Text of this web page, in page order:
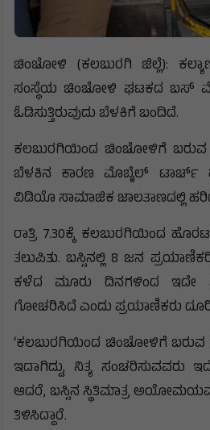
ಚಿಂಚೋಳಿ (ಕಲಬುರಗಿ ಜಿಲ್ಲೆ):
ಸಂಸ್ಥೆಯ ಚಿಂಚೋಳಿ ಘಟಕದ ಬಸ್‌
ಓಡಿಸುತ್ತಿರುವುದು ಬೆಳಕಿಗೆ ಬಂದಿದೆ.
ಕಲಬುರಗಿಯಿಂದ ಚಿಂಚೋಳಿಗೆ
ಬೆಳಕಿನ‌ ಕಾರಣ ಮೊಬೈಲ್‌ ಟಾರ್ಚ್‌
ವಿಡಿಯೊ ಸಾಮಾಜಿಕ ಜಾಲತಾಣದಲ್ಲಿ
ರಾತ್ರಿ 7.30ಕ್ಕೆ ಕಲಬುರಗಿಯಿಂದ
ತಲುಪಿತು. ಬಸ್ಸಿನಲ್ಲಿ 8 ಜನ
ಕಳೆದ ಮೂರು ದಿನಗಳಿಂದ ಇದೇ
ಗೋಚರಿಸಿದೆ ಎಂದು ಪ್ರಯಾಣಿಕರು
‘ಕಲಬುರಗಿಯಿಂದ ಚಿಂಚೋಳಿಗೆ
ಇದಾಗಿದ್ದು, ನಿತ್ಯ ಸಂಚರಿಸುವವರು
ಆದರೆ, ಬಸ್ಸಿನ ಸ್ಥಿತಿ‌ಮಾತ್ರ
ತಿಳಿಸಿದ್ದಾರೆ.